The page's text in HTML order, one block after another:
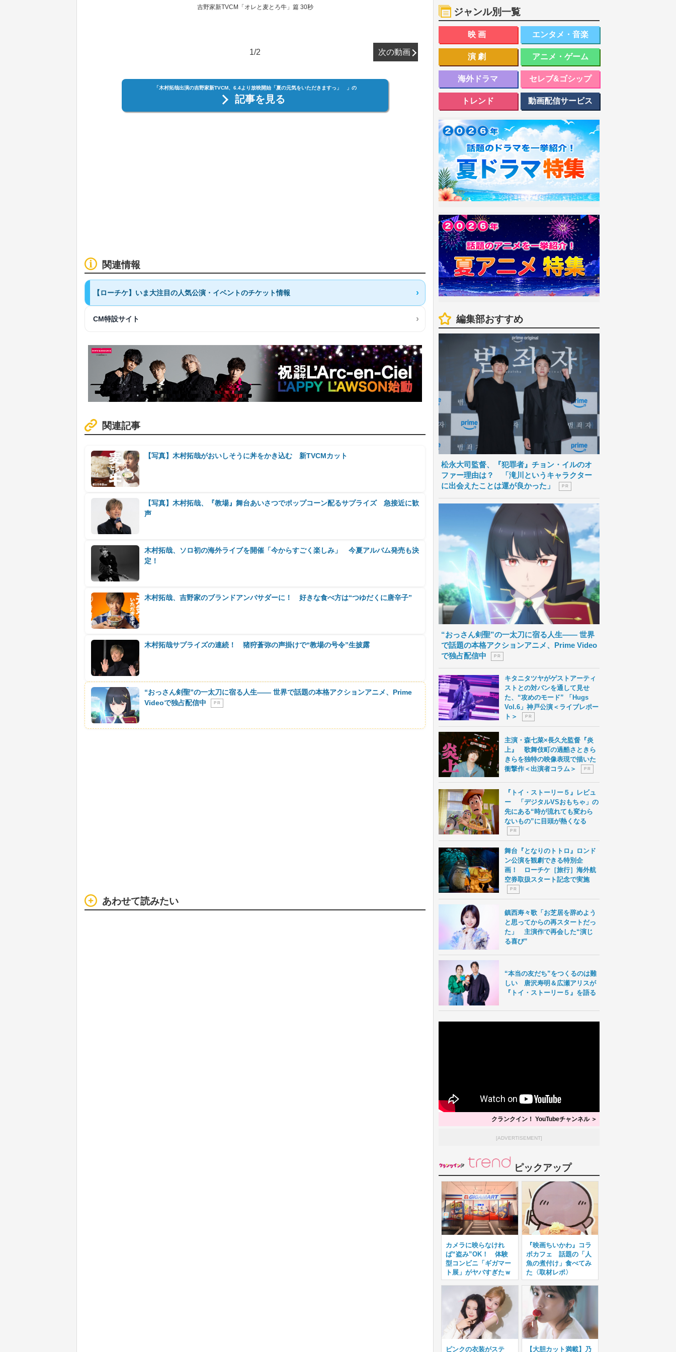
吉野家新TVCM「オレと麦とろ牛」篇 30秒
1/2 次の動画
「木村拓哉出演の吉野家新TVCM、6.4より放映開始「夏の元気をいただきますっ」 」の
記事を見る
関連情報
【ローチケ】いま大注目の人気公演・イベントのチケット情報
CM特設サイト
関連記事
【写真】木村拓哉がおいしそうに丼をかき込む 新TVCMカット
【写真】木村拓哉、『教場』舞台あいさつでポップコーン配るサプライズ 急接近に歓
声
木村拓哉、ソロ初の海外ライブを開催「今からすごく楽しみ」 今夏アルバム発売も決
定！
木村拓哉、吉野家のブランドアンバサダーに！ 好きな食べ方は“つゆだくに唐辛子”
木村拓哉サプライズの連続！ 猪狩蒼弥の声掛けで“教場の号令”生披露
“おっさん剣聖”の一太刀に宿る人生―― 世界で話題の本格アクションアニメ、Prime
Videoで独占配信中
P R
あわせて読みたい
ジャンル別一覧
映画 エンタメ・音楽
演劇 アニメ・ゲーム
海外ドラマ セレブ&ゴシップ
トレンド 動画配信サービス
編集部おすすめ
松永大司監督、『犯罪者』チョン・イルのオ
ファー理由は？ 「滝川というキャラクター
に出会えたことは運が良かった」
P R
“おっさん剣聖”の一太刀に宿る人生―― 世界
で話題の本格アクションアニメ、Prime Video
で独占配信中
P R
キタニタツヤがゲストアーティ
ストとの対バンを通して見せ
た、“攻めのモード” 「Hugs
Vol.6」神戸公演＜ライブレポー
ト＞
P R
主演・森七菜×長久允監督『炎
上』 歌舞伎町の過酷さときら
きらを独特の映像表現で描いた
衝撃作＜出演者コラム＞
P R
『トイ・ストーリー５』レビュ
ー 「デジタルVSおもちゃ」の
先にある“時が流れても変わら
ないもの”に目頭が熱くなる
P R
舞台『となりのトトロ』ロンド
ン公演を観劇できる特別企
画！ ローチケ［旅行］海外航
空券取扱スタート記念で実施
P R
鎮西寿々歌「お芝居を辞めよう
と思ってからの再スタートだっ
た」 主演作で再会した“演じ
る喜び”
“本当の友だち”をつくるのは難
しい 唐沢寿明＆広瀬アリスが
『トイ・ストーリー５』を語る
クランクイン！ YouTubeチャンネル ＞
[ADVERTISEMENT]
ピックアップ
カメラに映らなけれ
ば“盗み”OK！ 体験
型コンビニ「ギガマー
ト展」がヤバすぎたｗ
『映画ちいかわ』コラ
ボカフェ 話題の「人
魚の煮付け」食べてみ
た〈取材レポ〉
ピンクの衣装がステ 【大胆カット満載】乃